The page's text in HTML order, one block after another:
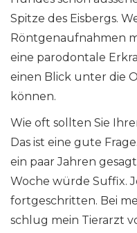
Spitze des Eisbergs.
Röntgenaufnahmen
eine parodontale
einen Blick unter die
können.
Wie oft sollten Sie
Das ist eine gute
ein paar Jahren
Woche würde Suffix.
fortgeschritten. Bei
schlug mein Tierarzt